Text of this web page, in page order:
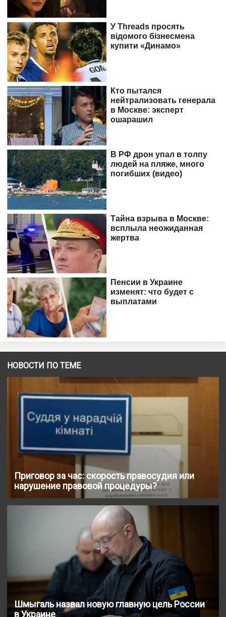
НОВОСТИ ПО ТЕМЕ
Приговор за час: скорость правосудия или
нарушение правовой процедуры?
Шмыгаль назвал новую главную цель России
в Украине